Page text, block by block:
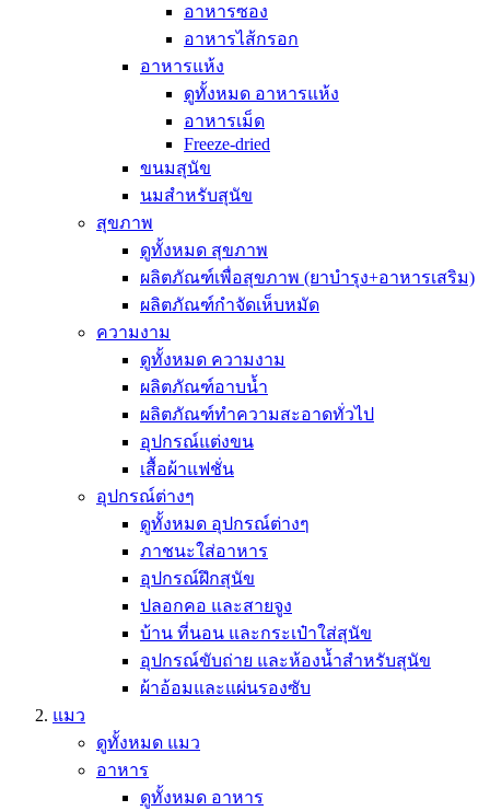
อาหารซอง
อาหารไส้กรอก
อาหารแห้ง
ดูทั้งหมด อาหารแห้ง
อาหารเม็ด
Freeze-dried
ขนมสุนัข
นมสำหรับสุนัข
สุขภาพ
ดูทั้งหมด สุขภาพ
ผลิตภัณฑ์เพื่อสุขภาพ (ยาบำรุง+อาหารเสริม)
ผลิตภัณฑ์กำจัดเห็บหมัด
ความงาม
ดูทั้งหมด ความงาม
ผลิตภัณฑ์อาบน้ำ
ผลิตภัณฑ์ทำความสะอาดทั่วไป
อุปกรณ์แต่งขน
เสื้อผ้าแฟชั่น
อุปกรณ์ต่างๆ
ดูทั้งหมด อุปกรณ์ต่างๆ
ภาชนะใส่อาหาร
อุปกรณ์ฝึกสุนัข
ปลอกคอ และสายจูง
บ้าน ที่นอน และกระเป๋าใส่สุนัข
อุปกรณ์ขับถ่าย และห้องน้ำสำหรับสุนัข
ผ้าอ้อมและแผ่นรองซับ
แมว
ดูทั้งหมด แมว
อาหาร
ดูทั้งหมด อาหาร